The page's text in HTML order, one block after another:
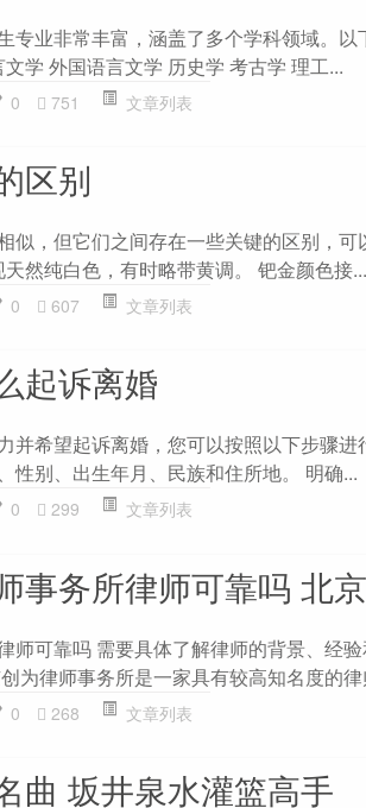
专业非常丰富，涵盖了多个学科领域。
学 外国语言文学 历史学 考古学 理工...
0 751 文章列表
区别
似，但它们之间存在一些关键的区别，
然纯白色，有时略带黄调。 钯金颜色接...
0 607 文章列表
起诉离婚
并希望起诉离婚，您可以按照以下步骤
性别、出生年月、民族和住所地。 明确...
0 299 文章列表
事务所律师可靠吗 北
师可靠吗 需要具体了解律师的背景、经
为律师事务所是一家具有较高知名度的律
0 268 文章列表
曲 坂井泉水灌篮高手